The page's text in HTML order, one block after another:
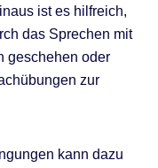
ist es hilfreich,
das Sprechen mit
geschehen oder
zur
kann dazu